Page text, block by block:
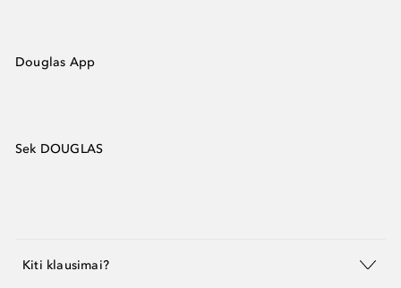
Douglas App
Sek DOUGLAS
Kiti klausimai?